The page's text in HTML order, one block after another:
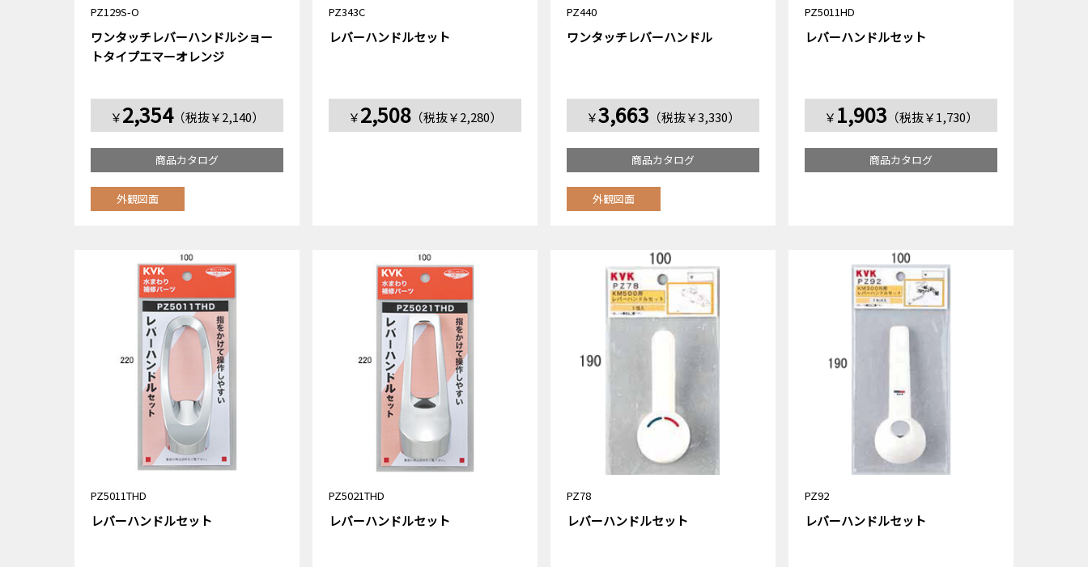
PZ129S-O
ワンタッチレバーハンドルショー
トタイプエマーオレンジ
￥2,354（税抜￥2,140）
商品カタログ
外観図面
PZ343C
レバーハンドルセット
￥2,508 （税抜￥2,280）
PZ440
ワンタッチレバーハンドル
￥3,663 （税抜￥3,330）
商品カタログ
外観図面
PZ5011HD
レバーハンドルセット
￥ 1,903 （税抜￥1,730）
商品カタログ
PZ5011THD
レバーハンドルセット
PZ5021THD
レバーハンドルセット
PZ78
レバーハンドルセット
PZ92
レバーハンドルセット